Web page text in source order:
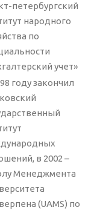
петербургский
народного
по
учет»
году закончил
в 2002 –
Менеджмента
(UAMS) по